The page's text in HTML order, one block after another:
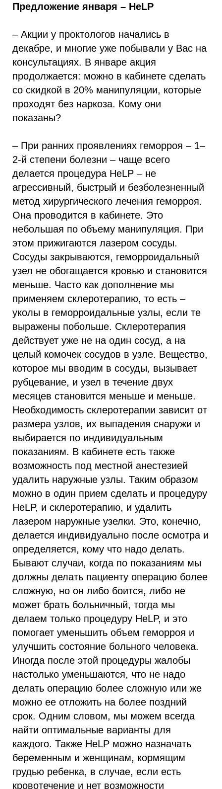
Предложение января – HeLP
– Акции у проктологов начались в
декабре, и многие уже побывали у Вас на
консультациях. В январе акция
продолжается: можно в кабинете сделать
со скидкой в 20% манипуляции, которые
проходят без наркоза. Кому они
показаны?
– При ранних проявлениях геморроя – 1–
2-й степени болезни – чаще всего
делается процедура HеLP – не
агрессивный, быстрый и безболезненный
метод хирургического лечения геморроя.
Она проводится в кабинете. Это
небольшая по объему манипуляция. При
этом прижигаются лазером сосуды.
Сосуды закрываются, геморроидальный
узел не обогащается кровью и становится
меньше. Часто как дополнение мы
применяем склеротерапию, то есть –
уколы в геморроидальные узлы, если те
выражены побольше. Склеротерапия
действует уже не на один сосуд, а на
целый комочек сосудов в узле. Вещество,
которое мы вводим в сосуды, вызывает
рубцевание, и узел в течение двух
месяцев становится меньше и меньше.
Необходимость склеротерапии зависит от
размера узлов, их выпадения снаружи и
выбирается по индивидуальным
показаниям. В кабинете есть также
возможность под местной анестезией
удалить наружные узлы. Таким образом
можно в один прием сделать и процедуру
HеLP, и склеротерапию, и удалить
лазером наружные узелки. Это, конечно,
делается индивидуально после осмотра и
определяется, кому что надо делать.
Бывают случаи, когда по показаниям мы
должны делать пациенту операцию более
сложную, но он либо боится, либо не
может брать больничный, тогда мы
делаем только процедуру HеLP, и это
помогает уменьшить объем геморроя и
улучшить состояние больного человека.
Иногда после этой процедуры жалобы
настолько уменьшаются, что не надо
делать операцию более сложную или же
можно ее отложить на более поздний
срок. Одним словом, мы можем всегда
найти оптимальные варианты для
каждого. Также HеLP можно назначать
беременным и женщинам, кормящим
грудью ребенка, в случае, если есть
кровотечение и нет возможности